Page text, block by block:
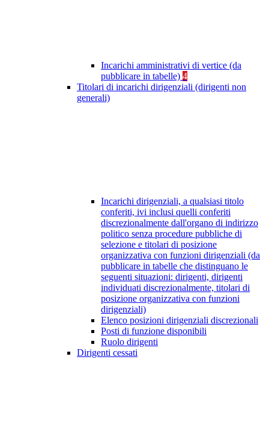
Incarichi amministrativi di vertice (da
pubblicare in tabelle) 4
Titolari di incarichi dirigenziali (dirigenti non
generali)
Incarichi dirigenziali, a qualsiasi titolo
conferiti, ivi inclusi quelli conferiti
discrezionalmente dall'organo di indirizzo
politico senza procedure pubbliche di
selezione e titolari di posizione
organizzativa con funzioni dirigenziali (da
pubblicare in tabelle che distinguano le
seguenti situazioni: dirigenti, dirigenti
individuati discrezionalmente, titolari di
posizione organizzativa con funzioni
dirigenziali)
Elenco posizioni dirigenziali discrezionali
Posti di funzione disponibili
Ruolo dirigenti
Dirigenti cessati